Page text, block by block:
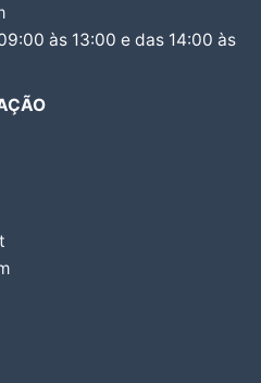
às 13:00 e das 14:00 às